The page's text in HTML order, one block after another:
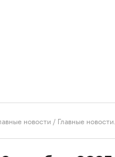
новости / Главные